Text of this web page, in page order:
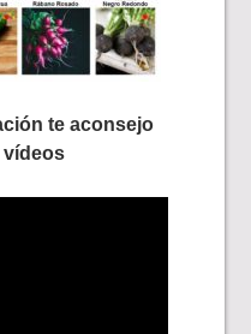
te aconsejo
vídeos